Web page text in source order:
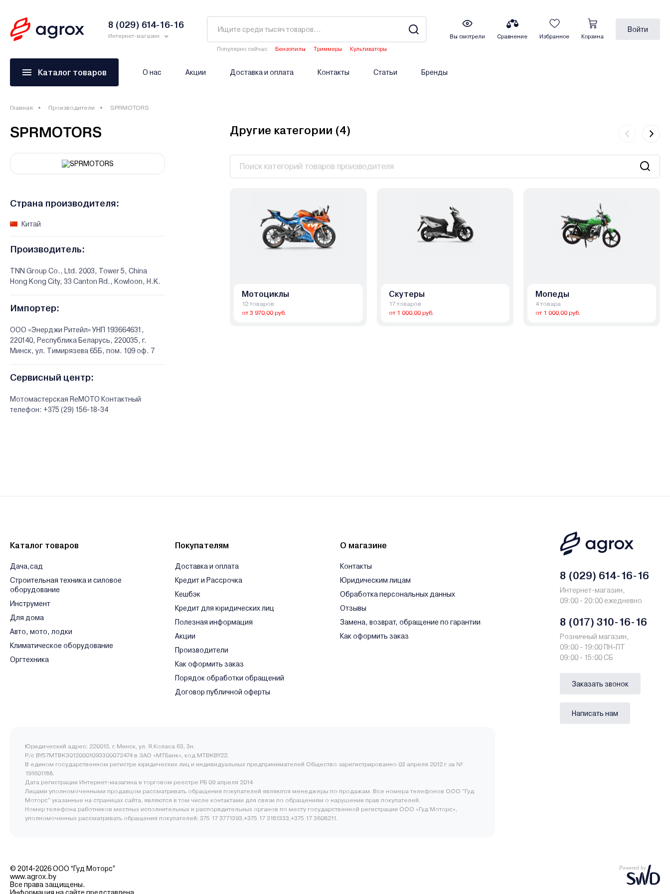
8 (029) 614-16-16
Интернет-магазин
Популярно сейчас Бензопилы Триммеры
Культиваторы
Вы смотрели Сравнение Избранное Корзина
Войти
Каталог товаров О нас Акции Доставка и оплата Контакты Статьи Бренды
Главная Производители SPRMOTORS
SPRMOTORS
Страна производителя:
Китай
Производитель:
TNN Group Co., Ltd. 2003, Tower 5, China
Hong Kong City, 33 Canton Rd., Kowloon, H.K.
Импортер:
ООО «Энерджи Ритейл» УНП 193664631,
220140, Республика Беларусь, 220035, г.
Минск, ул. Тимирязева 65Б, пом. 109 оф. 7
Сервисный центр:
Мотомастерская ReMOTO Контактный
телефон: +375 (29) 156-18-34
Другие категории (4)
Мотоциклы
12 товаров
от 3 970,00 руб.
Скутеры
17 товаров
от 1 000,00 руб.
Мопеды
4 товара
от 1 000,00 руб.
Каталог товаров
Дача,сад
Строительная техника и силовое
оборудование
Инструмент
Для дома
Авто, мото, лодки
Климатическое оборудование
Оргтехника
Покупателям
Доставка и оплата
Кредит и Рассрочка
Кешбэк
Кредит для юридических лиц
Полезная информация
Акции
Производители
Как оформить заказ
Порядок обработки обращений
Договор публичной оферты
О магазине
Контакты
Юридическим лицам
Обработка персональных данных
Отзывы
Замена, возврат, обращение по гарантии
Как оформить заказ
Юридический адрес: 220013, г. Минск, ул. Я.Коласа 63, 3н.
Р/с BY57MTBK30120001093300072474 в ЗАО «МТБанк», код MTBKBY22.
В едином государственном регистре юридических лиц и индивидуальных предпринимателей Общество зарегистрированно 03 апреля 2012 г за №
191601188.
Дата регистрации Интернет-мазагина в торговом реестре РБ 09 апреля 2014
Лицами уполномоченными продавцом рассматривать обращения покупателей являются менеджеры по продажам. Все номера телефонов ООО "Гуд
Моторс" указанные на страницах сайта, являются в том числе контактами для связи по обращениям о нарушении прав покупателей.
Номер телефона работников местных исполнительных и распорядительных органов по месту государственной регистрации ООО «Гуд Моторс»,
уполномоченных рассматривать обращения покупателей: 375 17 3771393,+375 17 3181333,+375 17 3608211.
8 (029) 614-16-16
Интернет-магазин,
09:00 - 20:00 ежедневно
8 (017) 310-16-16
Розничный магазин,
09:00 - 19:00 ПН-ПТ
09:00 - 15:00 СБ
Заказать звонок
Написать нам
© 2014-2026 ООО “Гуд Моторс”
www.agrox.by
Все права защищены.